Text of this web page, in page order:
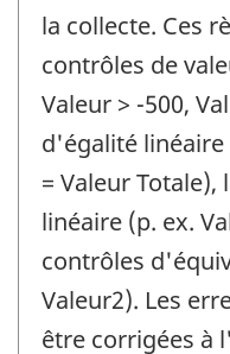
la collecte. Ces
contrôles de
Valeur > -500,
d'égalité linéaire
= Valeur
linéaire (p. ex.
contrôles
Valeur2). Les
être corrigées à